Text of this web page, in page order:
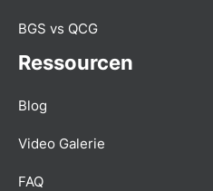
BGS vs QCG
Ressourcen
Blog
Video Galerie
FAQ